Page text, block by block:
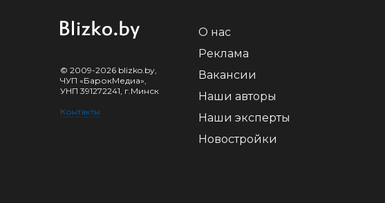
© 2009-2026 blizko.by,
ЧУП «БарокМедиа»,
УНП 391272241, г.Минск
Контакты
О нас
Реклама
Вакансии
Наши авторы
Наши эксперты
Новостройки